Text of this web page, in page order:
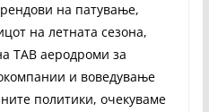
на патување,
на летната сезона,
ТАВ аеродроми за
и воведување
политики, очекуваме